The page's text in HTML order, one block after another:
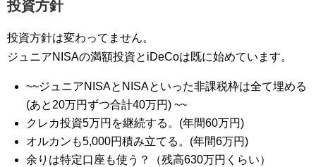
投資方針
投資方針は変わってません。
ジュニアNISAの満額投資とiDeCoは既に始めています。
~~ジュニアNISAとNISAといった非課税枠は全て埋める
(あと20万円ずつ合計40万円) ~~
クレカ投資5万円を継続する。(年間60万円)
オルカンも5,000円積み立てる。(年間6万円)
余りは特定口座も使う？（残高630万円くらい）